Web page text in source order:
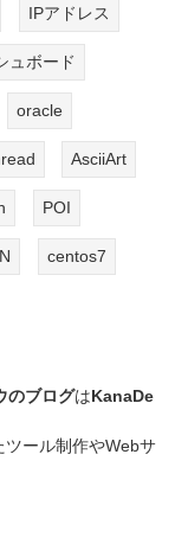
IPアドレス
ュボード
oracle
AsciiArt
POI
centos7
のブログはKanaDe
ール制作やWebサ